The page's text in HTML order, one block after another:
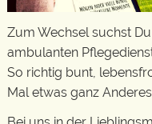
Zum Wechsel suchst
ambulanten
So richtig bunt,
Mal etwas ganz